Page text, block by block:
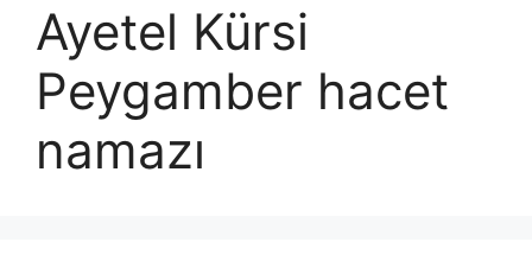
Ayetel Kürsi
Peygamber hacet
namazı